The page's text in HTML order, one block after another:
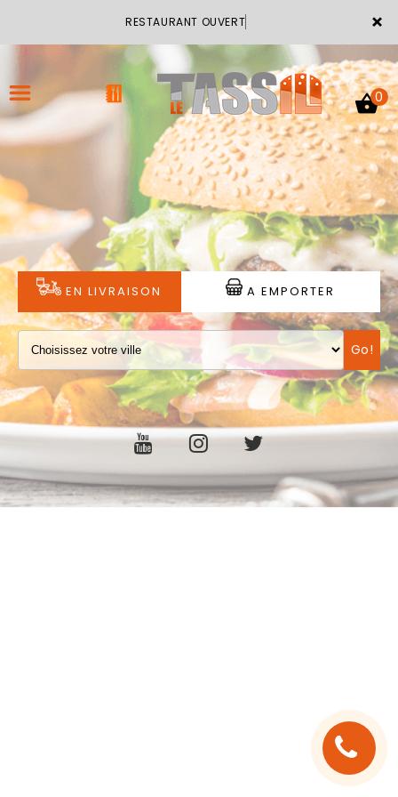
×
RESTAURANT OUVERT
ACCUEIL
LA CARTE
VOTRE COMPTE
NOTRE RESTAURANT
VOS AVIS
MENTIONS LÉGALES
C.G.V
0
EN LIVRAISON A EMPORTER
Go!